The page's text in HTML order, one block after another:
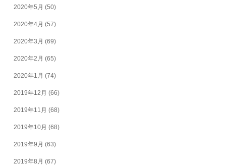
2020年5月 (50)
2020年4月 (57)
2020年3月 (69)
2020年2月 (65)
2020年1月 (74)
2019年12月 (66)
2019年11月 (68)
2019年10月 (68)
2019年9月 (63)
2019年8月 (67)